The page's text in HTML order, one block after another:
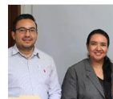
Extra +